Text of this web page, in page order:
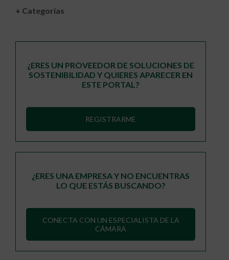
+ Categorías
¿ERES UN PROVEEDOR DE SOLUCIONES DE
SOSTENIBILIDAD Y QUIERES APARECER EN
ESTE PORTAL?
REGISTRARME
¿ERES UNA EMPRESA Y NO ENCUENTRAS
LO QUE ESTÁS BUSCANDO?
CONECTA CON UN ESPECIALISTA DE LA
CÁMARA